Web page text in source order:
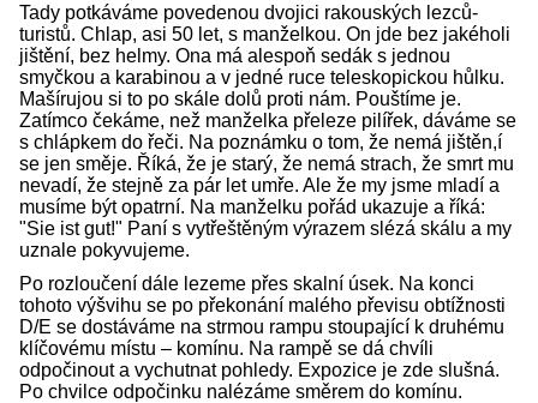
Tady potkáváme povedenou dvojici rakouských lezců-
turistů. Chlap, asi 50 let, s manželkou. On jde bez jakéholi
jištění, bez helmy. Ona má alespoň sedák s jednou
smyčkou a karabinou a v jedné ruce teleskopickou hůlku.
Mašírujou si to po skále dolů proti nám. Pouštíme je.
Zatímco čekáme, než manželka přeleze pilířek, dáváme se
s chlápkem do řeči. Na poznámku o tom, že nemá jištěn,í
se jen směje. Říká, že je starý, že nemá strach, že smrt mu
nevadí, že stejně za pár let umře. Ale že my jsme mladí a
musíme být opatrní. Na manželku pořád ukazuje a říká:
"Sie ist gut!" Paní s vytřeštěným výrazem slézá skálu a my
uznale pokyvujeme.
Po rozloučení dále lezeme přes skalní úsek. Na konci
tohoto výšvihu se po překonání malého převisu obtížnosti
D/E se dostáváme na strmou rampu stoupající k druhému
klíčovému místu – komínu. Na rampě se dá chvíli
odpočinout a vychutnat pohledy. Expozice je zde slušná.
Po chvilce odpočinku nalézáme směrem do komínu.